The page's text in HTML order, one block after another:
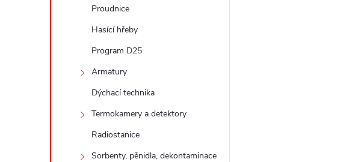
Proudnice
Hasící hřeby
Program D25
Armatury
Dýchací technika
Termokamery a detektory
Radiostanice
Sorbenty, pěnidla, dekontaminace